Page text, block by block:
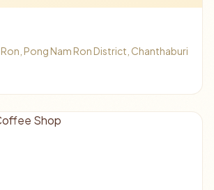
Pong Nam Ron District, Chanthaburi